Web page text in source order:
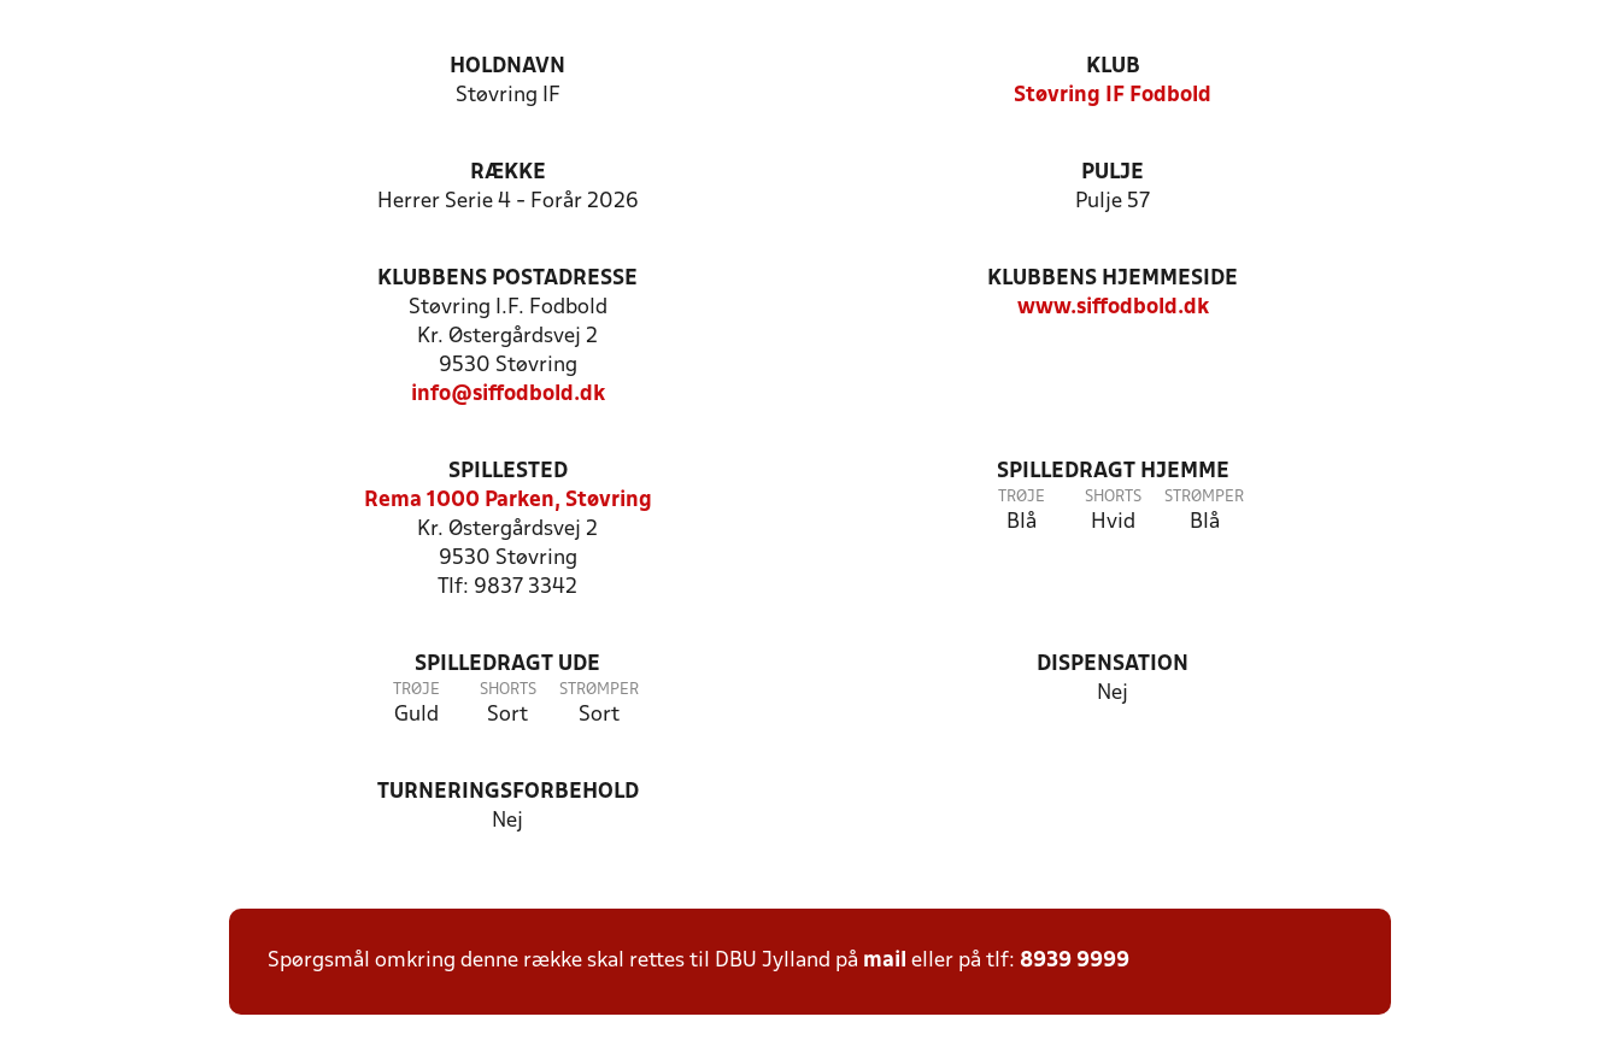
HOLDNAVN
Støvring IF
KLUB
Støvring IF Fodbold
RÆKKE
Herrer Serie 4 - Forår 2026
PULJE
Pulje 57
KLUBBENS POSTADRESSE
Støvring I.F. Fodbold
Kr. Østergårdsvej 2
9530 Støvring
info@siffodbold.dk
KLUBBENS HJEMMESIDE
www.siffodbold.dk
SPILLESTED
Rema 1000 Parken, Støvring
Kr. Østergårdsvej 2
9530 Støvring
Tlf: 9837 3342
SPILLEDRAGT HJEMME
TRØJE
Blå
SHORTS
Hvid
STRØMPER
Blå
SPILLEDRAGT UDE
TRØJE
Guld
SHORTS
Sort
STRØMPER
Sort
DISPENSATION
Nej
TURNERINGSFORBEHOLD
Nej
Spørgsmål omkring denne række skal rettes til DBU Jylland på mail eller på tlf: 8939 9999